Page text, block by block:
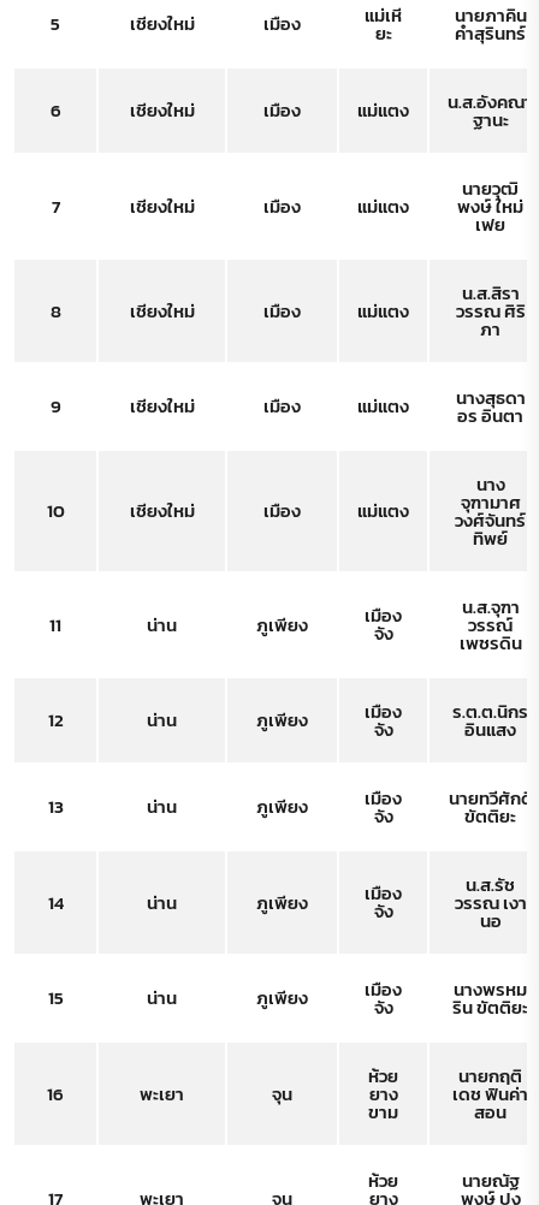
5 เชียงใหม่ เมือง แม่เหี
ยะ
นายภาคิน
คำสุรินทร์
6 เชียงใหม่ เมือง แม่แตง น.ส.อังคณา
ฐานะ
7 เชียงใหม่ เมือง แม่แตง
นายวุฒิ
พงษ์ ใหม่
เฟย
8 เชียงใหม่ เมือง แม่แตง
น.ส.สิรา
วรรณ ศิริ
ภา
9 เชียงใหม่ เมือง แม่แตง นางสุธดา
อร อินตา
10 เชียงใหม่ เมือง แม่แตง
นาง
จุฑามาศ
วงศ์จันทร์
ทิพย์
11 น่าน ภูเพียง เมือง
จัง
น.ส.จุฑา
วรรณ์
เพชรดิน
12 น่าน ภูเพียง เมือง
จัง
ร.ต.ต.นิกร
อินแสง
13 น่าน ภูเพียง เมือง
จัง
นายทวีศักดิ์
ขัตติยะ
14 น่าน ภูเพียง เมือง
จัง
น.ส.รัช
วรรณ เงา
นอ
15 น่าน ภูเพียง เมือง
จัง
นางพรหม
ริน ขัตติยะ
16 พะเยา จุน
ห้วย
ยาง
ขาม
นายกฤติ
เดช ฟินค่า
สอน
17 พะเยา จุน
ห้วย
ยาง
นายณัฐ
พงษ์ ปง